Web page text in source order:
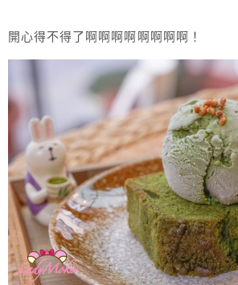
開心得不得了啊啊啊啊啊啊啊啊！